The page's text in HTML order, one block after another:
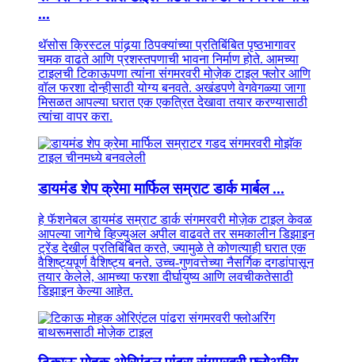
...
थॅसोस क्रिस्टल पांढर्‍या ठिपक्यांच्या प्रतिबिंबित पृष्ठभागावर
चमक वाढते आणि प्रशस्तपणाची भावना निर्माण होते. आमच्या
टाइलची टिकाऊपणा त्यांना संगमरवरी मोज़ेक टाइल फ्लोर आणि
वॉल फरशा दोन्हीसाठी योग्य बनवते. अखंडपणे वेगवेगळ्या जागा
मिसळत आपल्या घरात एक एकत्रित देखावा तयार करण्यासाठी
त्यांचा वापर करा.
डायमंड शेप क्रेमा मार्फिल सम्राट डार्क मार्बल ...
हे फॅशनेबल डायमंड सम्राट डार्क संगमरवरी मोज़ेक टाइल केवळ
आपल्या जागेचे व्हिज्युअल अपील वाढवते तर समकालीन डिझाइन
ट्रेंड देखील प्रतिबिंबित करते, ज्यामुळे ते कोणत्याही घरात एक
वैशिष्ट्यपूर्ण वैशिष्ट्य बनते. उच्च-गुणवत्तेच्या नैसर्गिक दगडांपासून
तयार केलेले, आमच्या फरशा दीर्घायुष्य आणि लवचीकतेसाठी
डिझाइन केल्या आहेत.